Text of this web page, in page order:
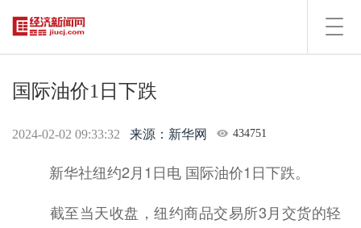
国际油价1日下跌
2024-02-02 09:33:32 来源：新华网 434751
新华社纽约2月1日电 国际油价1日下跌。
截至当天收盘，纽约商品交易所3月交货的轻